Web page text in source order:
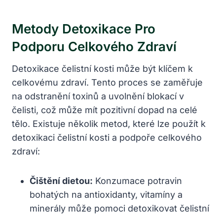
Metody Detoxikace Pro
Podporu Celkového Zdraví
Detoxikace čelistní kosti může být klíčem k
celkovému zdraví. Tento proces se zaměřuje
na odstranění toxinů a uvolnění blokací v
čelisti, což může mít pozitivní dopad na celé
tělo. Existuje několik metod, které lze použít k
detoxikaci čelistní kosti a podpoře celkového
zdraví:
Čištění dietou: Konzumace potravin
bohatých na antioxidanty, vitamíny a
minerály může pomoci detoxikovat čelistní